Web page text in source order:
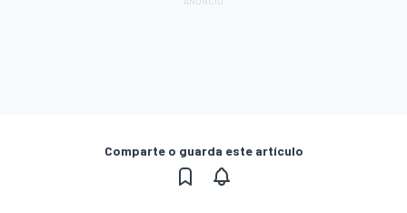
Comparte o guarda este artículo